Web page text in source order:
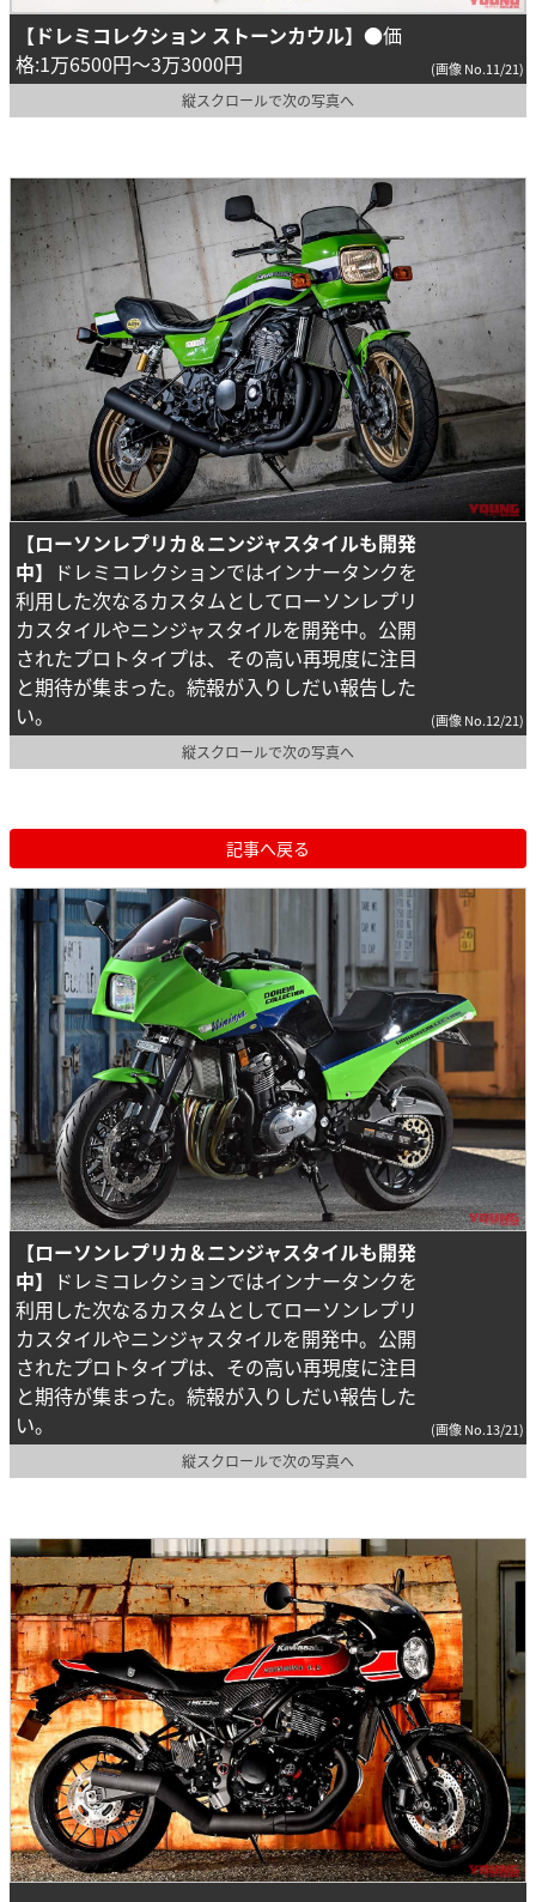
【ドレミコレクション ストーンカウル】 ●価
格:1万6500円～3万3000円
(画像 No.11/21)
縦スクロールで次の写真へ
【ローソンレプリカ＆ニンジャスタイルも開発
中】 ドレミコレクションではインナータンクを
利用した次なるカスタムとしてローソンレプリ
カスタイルやニンジャスタイルを開発中。公開
されたプロトタイプは、その高い再現度に注目
と期待が集まった。続報が入りしだい報告した
い。
(画像 No.12/21)
縦スクロールで次の写真へ
記事へ戻る
【ローソンレプリカ＆ニンジャスタイルも開発
中】 ドレミコレクションではインナータンクを
利用した次なるカスタムとしてローソンレプリ
カスタイルやニンジャスタイルを開発中。公開
されたプロトタイプは、その高い再現度に注目
と期待が集まった。続報が入りしだい報告した
い。
(画像 No.13/21)
縦スクロールで次の写真へ